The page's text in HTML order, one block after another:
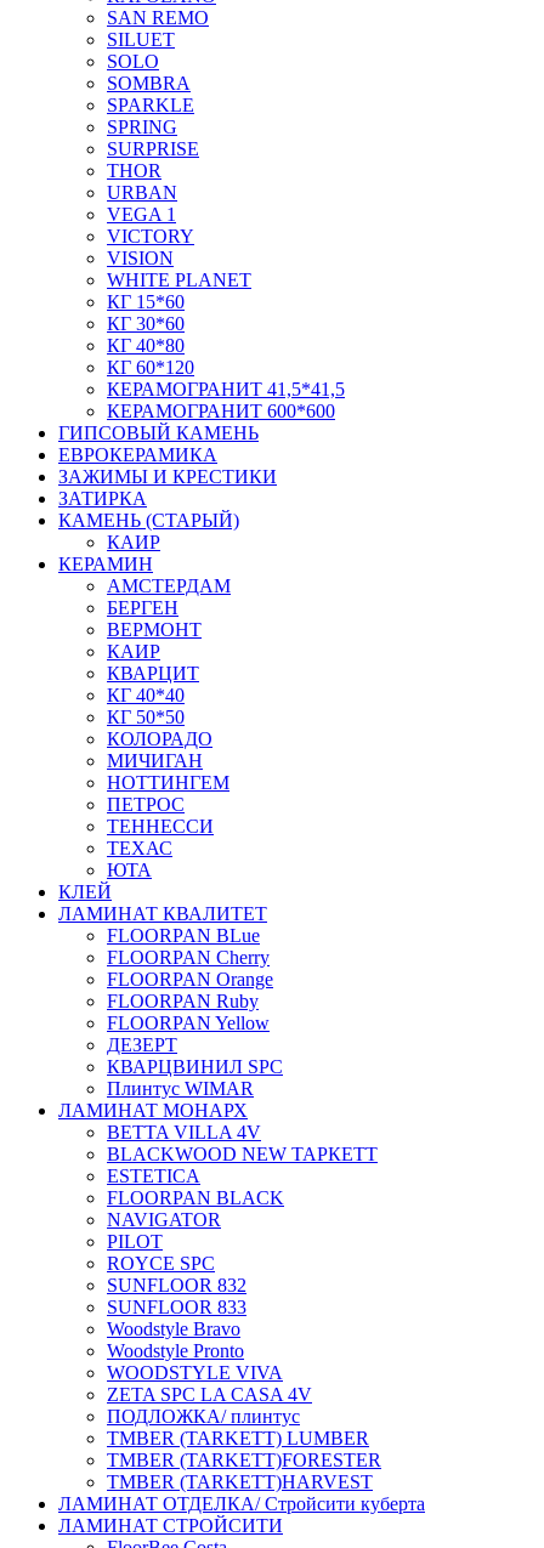
SAN REMO
SILUET
SOLO
SOMBRA
SPARKLE
SPRING
SURPRISE
THOR
URBAN
VEGA 1
VICTORY
VISION
WHITE PLANET
КГ 15*60
КГ 30*60
КГ 40*80
КГ 60*120
КЕРАМОГРАНИТ 41,5*41,5
КЕРАМОГРАНИТ 600*600
ГИПСОВЫЙ КАМЕНЬ
ЕВРОКЕРАМИКА
ЗАЖИМЫ И КРЕСТИКИ
ЗАТИРКА
КАМЕНЬ (СТАРЫЙ)
КАИР
КЕРАМИН
АМСТЕРДАМ
БЕРГЕН
ВЕРМОНТ
КАИР
КВАРЦИТ
КГ 40*40
КГ 50*50
КОЛОРАДО
МИЧИГАН
НОТТИНГЕМ
ПЕТРОС
ТЕННЕССИ
ТЕХАС
ЮТА
КЛЕЙ
ЛАМИНАТ КВАЛИТЕТ
FLOORPAN BLue
FLOORPAN Cherry
FLOORPAN Orange
FLOORPAN Ruby
FLOORPAN Yellow
ДЕЗЕРТ
КВАРЦВИНИЛ SPC
Плинтус WIMAR
ЛАМИНАТ МОНАРХ
BETTA VILLA 4V
BLACKWOOD NEW ТАРКЕТТ
ESTETICA
FLOORPAN BLACK
NAVIGATOR
PILOT
ROYCE SPC
SUNFLOOR 832
SUNFLOOR 833
Woodstyle Bravo
Woodstyle Pronto
WOODSTYLE VIVA
ZETA SPC LA CASA 4V
ПОДЛОЖКА/ плинтус
ТMBER (TARKETT) LUMBER
ТMBER (TARKETT)FORESTER
ТMBER (TARKETT)HARVEST
ЛАМИНАТ ОТДЕЛКА/ Стройсити куберта
ЛАМИНАТ СТРОЙСИТИ